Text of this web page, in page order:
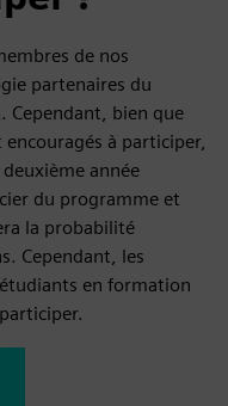
de nos
partenaires du
Cependant, bien que
à participer,
année
du programme et
la probabilité
Cependant, les
en formation